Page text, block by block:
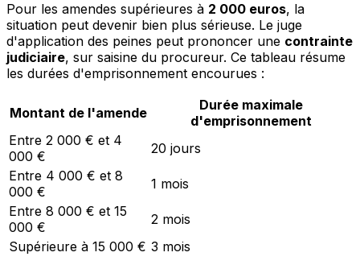
Pour les amendes supérieures à 2 000 euros, la
situation peut devenir bien plus sérieuse. Le juge
d'application des peines peut prononcer une contrainte
judiciaire, sur saisine du procureur. Ce tableau résume
les durées d'emprisonnement encourues :
Montant de l'amende
Durée maximale
d'emprisonnement
Entre 2 000 € et 4
000 €
20 jours
Entre 4 000 € et 8
000 €
1 mois
Entre 8 000 € et 15
000 €
2 mois
Supérieure à 15 000 € 3 mois